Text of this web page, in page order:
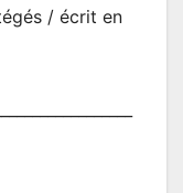
/ écrit en